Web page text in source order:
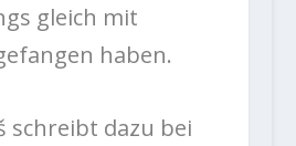
gleich mit
haben.
schreibt dazu bei